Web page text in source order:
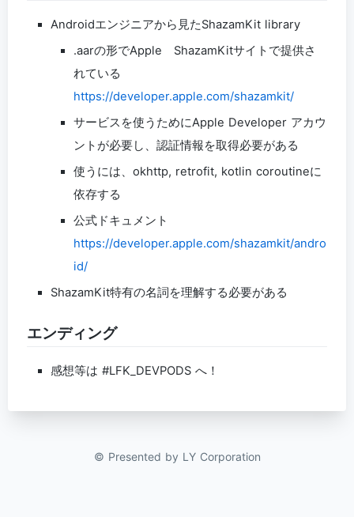
Androidエンジニアから見たShazamKit library
.aarの形でApple ShazamKitサイトで提供さ
れている
https://developer.apple.com/shazamkit/
サービスを使うためにApple Developer アカウ
ントが必要し、認証情報を取得必要がある
使うには、okhttp, retrofit, kotlin coroutineに
依存する
公式ドキュメント
https://developer.apple.com/shazamkit/andro
id/
ShazamKit特有の名詞を理解する必要がある
エンディング
感想等は #LFK_DEVPODS へ！
© Presented by LY Corporation